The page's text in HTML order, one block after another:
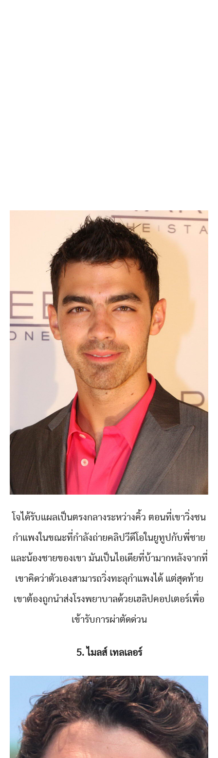
โจได้รับแผลเป็นตรงกลางระหว่างคิ้ว ตอนที่เขาวิ่งชน
กำแพงในขณะที่กำลังถ่ายคลิปวีดีโอในยูทูปกับพี่ชาย
และน้องชายของเขา มันเป็นไอเดียที่บ้ามากหลังจากที่
เขาคิดว่าตัวเองสามารถวิ่งทะลุกำแพงได้ แต่สุดท้าย
เขาต้องถูกนำส่งโรงพยาบาลด้วยเฮลิปคอปเตอร์เพื่อ
เข้ารับการผ่าตัดด่วน
5. ไมลส์ เทลเลอร์